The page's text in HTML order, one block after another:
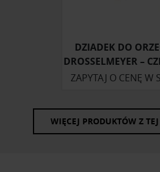
DZIADEK DO
DROSSELMEYER –
ZAPYTAJ O CENĘ W
WIĘCEJ PRODUKTÓW Z